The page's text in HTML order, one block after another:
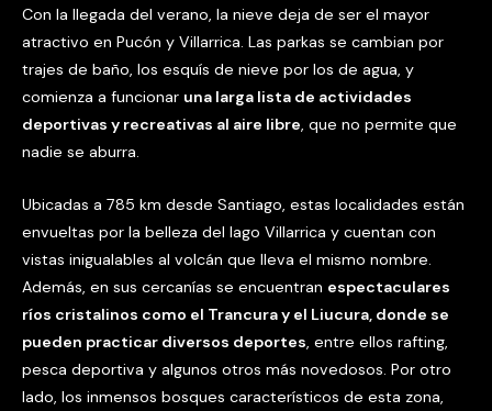
Con la llegada del verano, la nieve deja de ser el mayor
atractivo en Pucón y Villarrica. Las parkas se cambian por
trajes de baño, los esquís de nieve por los de agua, y
comienza a funcionar una larga lista de actividades
deportivas y recreativas al aire libre, que no permite que
nadie se aburra.
Ubicadas a 785 km desde Santiago, estas localidades están
envueltas por la belleza del lago Villarrica y cuentan con
vistas inigualables al volcán que lleva el mismo nombre.
Además, en sus cercanías se encuentran espectaculares
ríos cristalinos como el Trancura y el Liucura, donde se
pueden practicar diversos deportes, entre ellos rafting,
pesca deportiva y algunos otros más novedosos. Por otro
lado, los inmensos bosques característicos de esta zona,